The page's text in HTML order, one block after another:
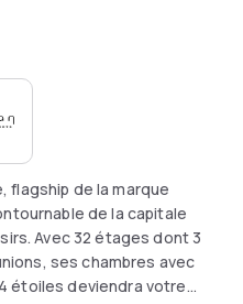
flagship de la marque
de la capitale
Avec 32 étages dont 3
ses chambres avec
étoiles deviendra votre